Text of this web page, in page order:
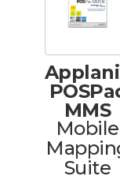
MMS
Mobile
Suite